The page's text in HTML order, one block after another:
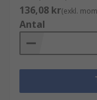
136,08 kr(exkl.
Antal